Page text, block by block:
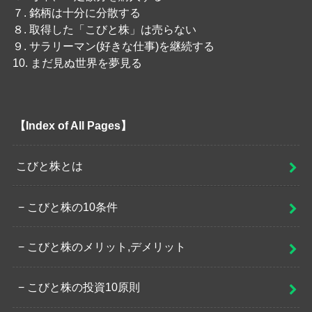
７. 銘柄は十分に分散する
８. 取得した「こびと株」は売らない
９. サラリーマン(好きな仕事)を継続する
10. まだ見ぬ世界を夢見る
【Index of All Pages】
こびと株とは
こびと株の10条件
こびと株のメリット,デメリット
こびと株の投資10原則